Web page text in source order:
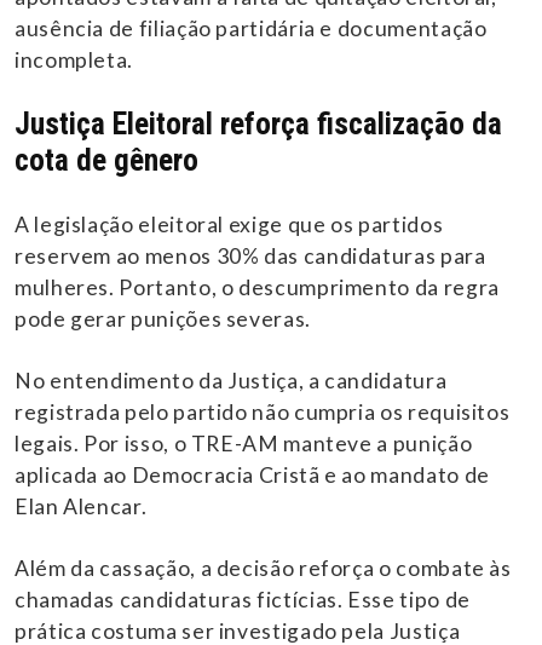
ausência de filiação partidária e documentação
incompleta.
Justiça Eleitoral reforça fiscalização da
cota de gênero
A legislação eleitoral exige que os partidos
reservem ao menos 30% das candidaturas para
mulheres. Portanto, o descumprimento da regra
pode gerar punições severas.
No entendimento da Justiça, a candidatura
registrada pelo partido não cumpria os requisitos
legais. Por isso, o TRE-AM manteve a punição
aplicada ao Democracia Cristã e ao mandato de
Elan Alencar.
Além da cassação, a decisão reforça o combate às
chamadas candidaturas fictícias. Esse tipo de
prática costuma ser investigado pela Justiça